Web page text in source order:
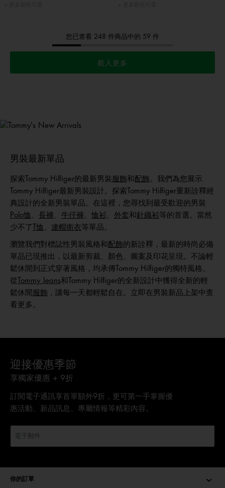
您已查看 248 件商品中的 59 件
載入更多
男裝最新單品
探索Tommy Hilfiger的最新男裝 服飾和 配飾 。我們為您展示
Tommy Hilfiger最新男裝設計。探索Tommy Hilfiger重新詮釋經
典設計的全新男裝單品。在這裡，您尋找到最受歡迎的男裝
Polo恤 、 長褲 、 牛仔褲 、 恤衫 、 外套和 針織衫等的首選。當然
少不了
T恤 、 連帽衛衣等單品。
瀏覽我們對標誌性男裝風格和 配飾的新詮釋，最新的時尚必備
單品已現推出，以最新剪裁、顏色、圖案及印花呈現。不論輕
鬆休閒到正式穿著風格，均承傳Tommy Hilfiger的獨特風格。
從 Tommy Jeans和Tommy Hilfiger的全新設計中獲得全新的輕
鬆休閒 服飾 ，讓每一天都輕鬆自在。立即在男裝新品上架中查
看更多。
迎接優惠季節
享獨家優惠 + 9折
訂閱電子通訊享首單額外9折，更可第一手掌握優
惠活動、新品訊息、專屬情報等精彩內容。
你的訂單